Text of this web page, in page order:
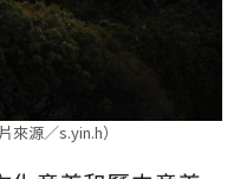
來源／s.yin.h）